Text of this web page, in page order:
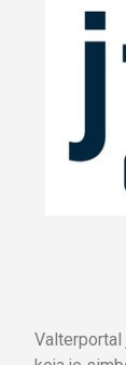
Valterportal